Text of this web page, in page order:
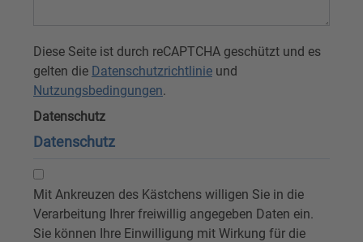
Diese Seite ist durch reCAPTCHA geschützt und es
gelten die Datenschutzrichtlinie und
Nutzungsbedingungen.
Datenschutz
Datenschutz
Mit Ankreuzen des Kästchens willigen Sie in die
Verarbeitung Ihrer freiwillig angegeben Daten ein.
Sie können Ihre Einwilligung mit Wirkung für die